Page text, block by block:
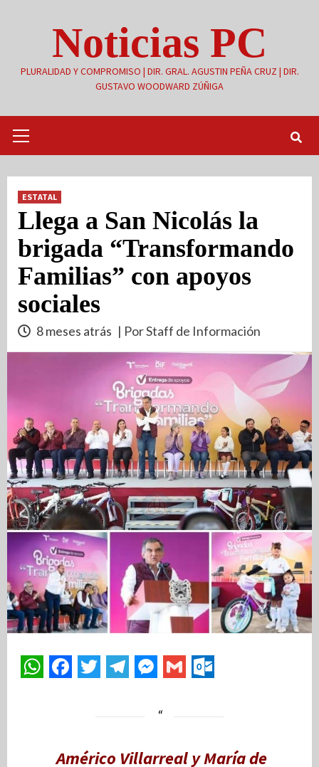
Noticias PC
PLURALIDAD Y COMPROMISO | DIR. GRAL. AGUSTIN PEÑA CRUZ | DIR.
GUSTAVO WOODWARD ZÚÑIGA
primario
ESTATAL
Llega a San Nicolás la
brigada “Transformando
Familias” con apoyos
sociales
8 meses atrás | Por Staff de Información
Américo Villarreal y María de